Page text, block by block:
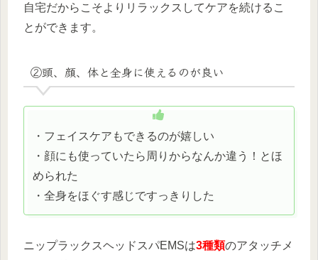
自宅だからこそよりリラックスしてケアを続けるこ
とができます。
②頭、顔、体と全身に使えるのが良い
・フェイスケアもできるのが嬉しい
・顔にも使っていたら周りからなんか違う！とほ
められた
・全身をほぐす感じですっきりした
ニップラックスヘッドスパEMSは3種類のアタッチメ